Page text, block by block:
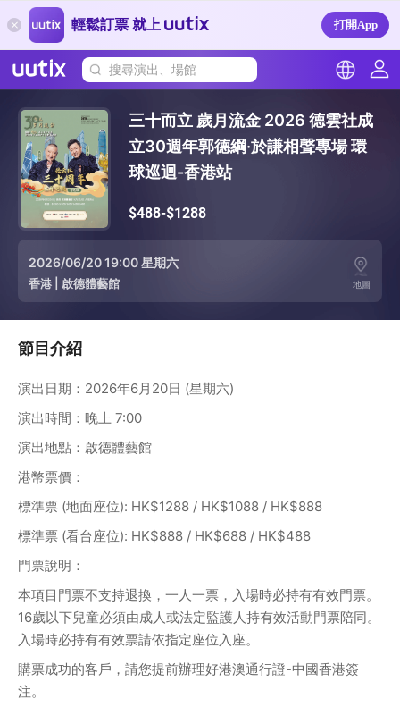
輕鬆訂票 就上 打開App
搜尋演出、場館
三十而立 歲月流金 2026 德雲社成
立30週年郭德綱·於謙相聲專場 環
球巡迴-香港站
$488-$1288
2026/06/20 19:00 星期六
香港 啟德體藝館 地圖
節目介紹
演出日期：2026年6月20日 (星期六)
演出時間：晚上 7:00
演出地點：啟德體藝館
港幣票價：
標準票 (地面座位): HK$1288 / HK$1088 / HK$888
標準票 (看台座位): HK$888 / HK$688 / HK$488
門票說明：
本項目門票不支持退換，一人一票，入場時必持有有效門票。
16歲以下兒童必須由成人或法定監護人持有效活動門票陪同。
入場時必持有有效票請依指定座位入座。
購票成功的客戶，請您提前辦理好港澳通行證-中國香港簽
注。